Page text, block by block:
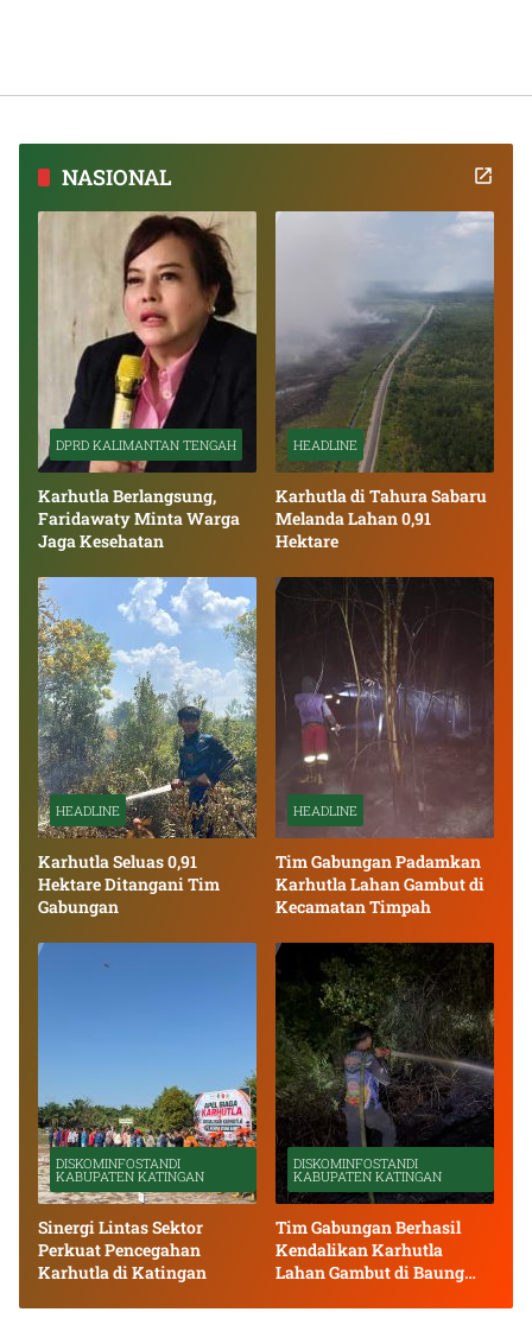
NASIONAL
DPRD KALIMANTAN TENGAH
Karhutla Berlangsung,
Faridawaty Minta Warga
Jaga Kesehatan
HEADLINE
Karhutla di Tahura Sabaru
Melanda Lahan 0,91
Hektare
HEADLINE
Karhutla Seluas 0,91
Hektare Ditangani Tim
Gabungan
HEADLINE
Tim Gabungan Padamkan
Karhutla Lahan Gambut di
Kecamatan Timpah
DISKOMINFOSTANDI
KABUPATEN KATINGAN
Sinergi Lintas Sektor
Perkuat Pencegahan
Karhutla di Katingan
DISKOMINFOSTANDI
KABUPATEN KATINGAN
Tim Gabungan Berhasil
Kendalikan Karhutla
Lahan Gambut di Baung